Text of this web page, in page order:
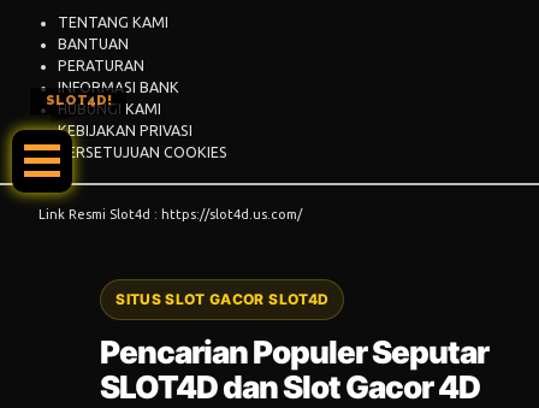
TENTANG KAMI
BANTUAN
PERATURAN
INFORMASI BANK
HUBUNGI KAMI
KEBIJAKAN PRIVASI
PERSETUJUAN COOKIES
SLOT4D!
Link Resmi Slot4d : https://slot4d.us.com/
SITUS SLOT GACOR SLOT4D
Pencarian Populer Seputar
SLOT4D dan Slot Gacor 4D